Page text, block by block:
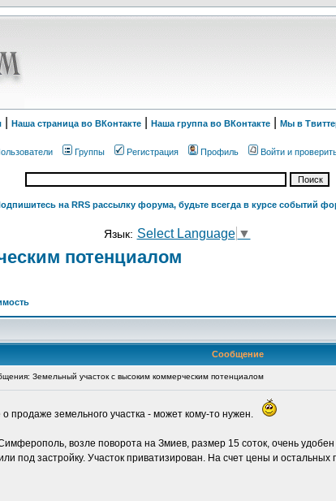
| Наша страница во ВКонтакте| Наша группа во ВКонтакте| Мы в
Группы Регистрация Профиль Войти и
на RRS рассылку форума, будьте всегда в курсе событий
Язык: Select Language ▼
потенциалом
Сообщение
Земельный участок с высоким коммерческим потенциалом
продаже земельного участка - может кому-то нужен.
возле поворота на Змиев, размер 15 соток, очень
под застройку. Участок приватизирован. На счет цены и